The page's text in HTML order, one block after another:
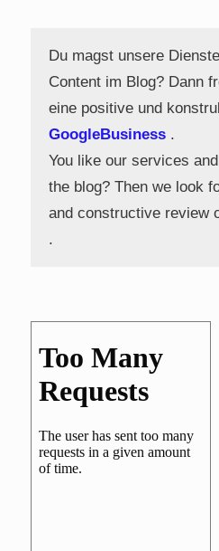
Du magst unsere
Content im Blog? Dann
eine positive und
GoogleBusiness .
You like our services
the blog? Then we look
and constructive review
.